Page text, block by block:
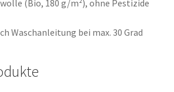
(Bio, 180 g/m²), ohne Pestizide
Waschanleitung bei max. 30 Grad